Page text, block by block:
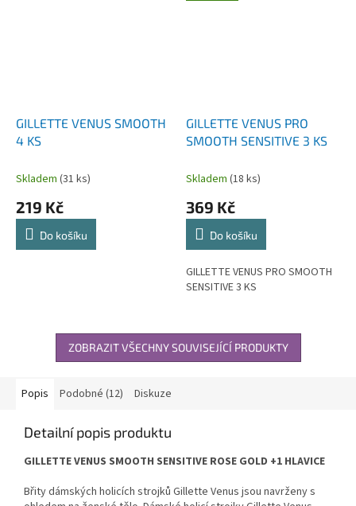
GILLETTE VENUS SMOOTH
4 KS
Skladem (31 ks)
219 Kč
Do košíku
GILLETTE VENUS PRO
SMOOTH SENSITIVE 3 KS
Skladem (18 ks)
369 Kč
Do košíku
GILLETTE VENUS PRO SMOOTH
SENSITIVE 3 KS
ZOBRAZIT VŠECHNY SOUVISEJÍCÍ PRODUKTY
Popis Podobné (12) Diskuze
Detailní popis produktu
GILLETTE VENUS SMOOTH SENSITIVE ROSE GOLD +1 HLAVICE
Břity dámských holicích strojků Gillette Venus jsou navrženy s